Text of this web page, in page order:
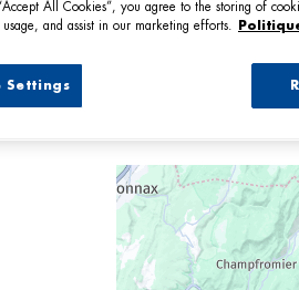
7 Garage
All Cookies”, you agree to the storing of
and assist in our marketing efforts.
Settings